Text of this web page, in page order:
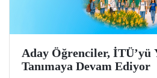
Aday Öğrenciler, İTÜ’yü
Tanımaya Devam Ediyor